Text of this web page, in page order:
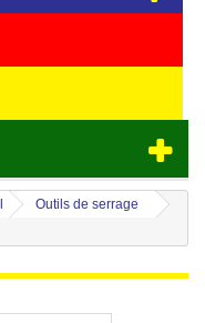
Outils de serrage